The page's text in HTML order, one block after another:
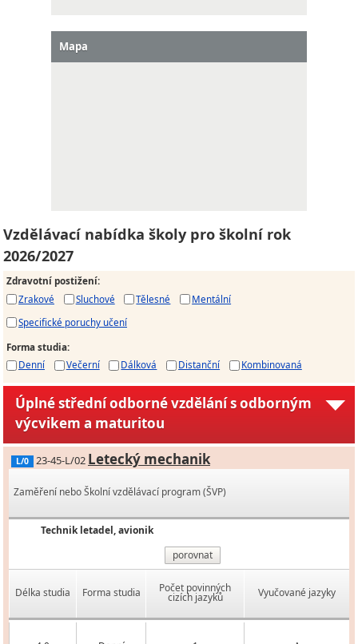
Mapa
Vzdělávací nabídka školy pro školní rok
2026/2027
Zdravotní postižení:
Zrakové
Sluchové Tělesné
Mentální
Specifické poruchy učení
Forma studia:
Denní
Večerní Dálková Distanční Kombinovaná
Úplné střední odborné vzdělání s odborným
výcvikem a maturitou
L/0 23-45-L/02 Letecký mechanik
Zaměření nebo Školní vzdělávací program (ŠVP)
Technik letadel, avionik
porovnat
Délka studia Forma studia Počet povinných
cizích jazyků Vyučované jazyky